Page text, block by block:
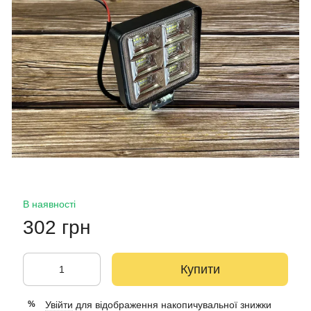
В наявності
302 грн
Купити
% Увійти для відображення накопичувальної знижки